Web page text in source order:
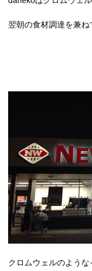
翌朝の食材調達を兼ね
クロムウェルのような